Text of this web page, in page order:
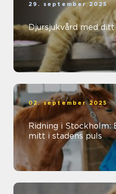
29. september 2025
Djursjukvård med
02. september 2025
Ridning i
mitt i stadens puls